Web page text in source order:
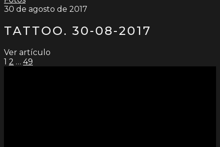
30 de agosto de 2017
TATTOO. 30-08-2017
Ver artículo
PAGINACIÓN
1 2 … 49